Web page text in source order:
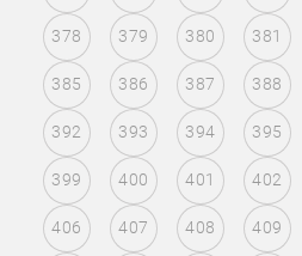
378 379 380 381
385 386 387 388
392 393 394 395
399 400 401 402
406 407 408 409